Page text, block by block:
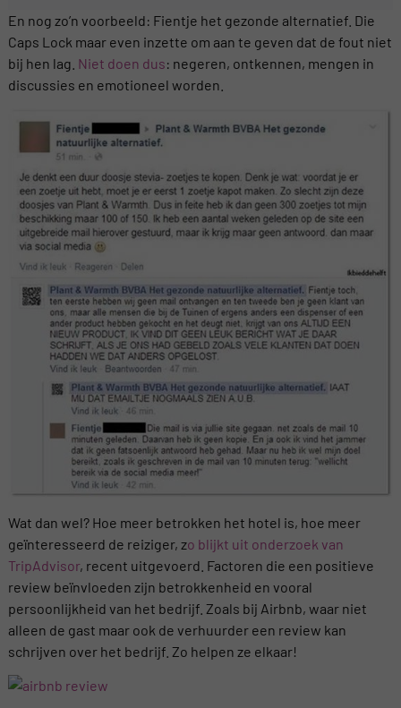
En nog zo’n voorbeeld: Fientje het gezonde alternatief. Die
Caps Lock maar even inzette om aan te geven dat de fout niet
bij hen lag. Niet doen dus: negeren, ontkennen, mengen in
discussies en emotioneel worden.
Wat dan wel? Hoe meer betrokken het hotel is, hoe meer
geïnteresseerd de reiziger, zo blijkt uit onderzoek van
TripAdvisor, recent uitgevoerd. Factoren die een positieve
review beïnvloeden zijn betrokkenheid en vooral
persoonlijkheid van het bedrijf. Zoals bij Airbnb, waar niet
alleen de gast maar ook de verhuurder een review kan
schrijven over het bedrijf. Zo helpen ze elkaar!